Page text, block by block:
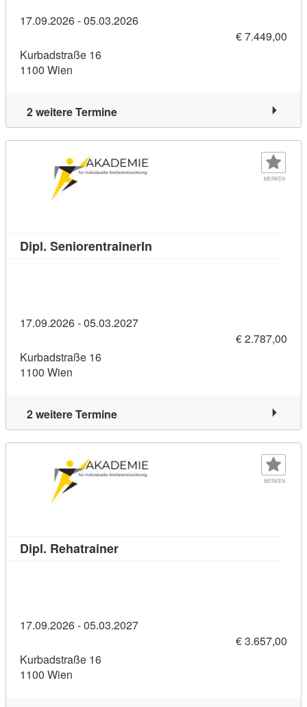
17.09.2026 - 05.03.2026
€ 7.449,00
Kurbadstraße 16
1100 Wien
2 weitere Termine
MERKEN
Dipl. SeniorentrainerIn
17.09.2026 - 05.03.2027
€ 2.787,00
Kurbadstraße 16
1100 Wien
2 weitere Termine
MERKEN
Dipl. RehatrainerKursdetail: Dipl. Rehatrainer
17.09.2026 - 05.03.2027
€ 3.657,00
Kurbadstraße 16
1100 Wien